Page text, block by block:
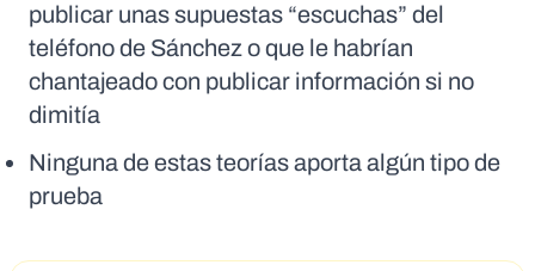
publicar unas supuestas “escuchas” del
teléfono de Sánchez o que le habrían
chantajeado con publicar información si no
dimitía
Ninguna de estas teorías aporta algún tipo de
prueba